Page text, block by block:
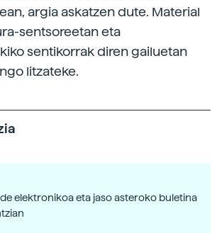
argia askatzen dute. Material
sentsoreetan eta
sentikorrak diren gailuetan
litzateke.
elektronikoa eta jaso asteroko buletina